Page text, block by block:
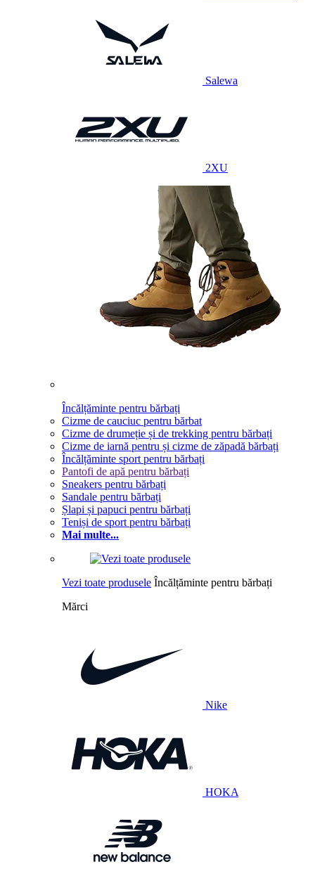
Salewa
2XU
Încălțăminte pentru bărbați
Cizme de cauciuc pentru bărbat
Cizme de drumeție și de trekking pentru bărbați
Cizme de iarnă pentru și cizme de zăpadă bărbați
Încălțăminte sport pentru bărbați
Pantofi de apă pentru bărbați
Sneakers pentru bărbați
Sandale pentru bărbați
Șlapi și papuci pentru bărbați
Teniși de sport pentru bărbați
Mai multe...
Vezi toate produsele Încălțăminte pentru bărbați
Mărci
Nike
HOKA